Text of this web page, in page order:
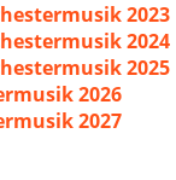
2023
2024
2025
2026
2027